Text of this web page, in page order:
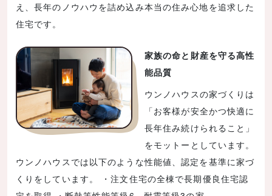
え、長年のノウハウを詰め込み本当の住み心地を追求した
住宅です。
家族の命と財産を守る高性
能品質
ウンノハウスの家づくりは
「お客様が安全かつ快適に
長年住み続けられること」
をモットーとしています。
ウンノハウスでは以下のような性能値、認定を基準に家づ
くりをしています。 ・注文住宅の全棟で長期優良住宅認